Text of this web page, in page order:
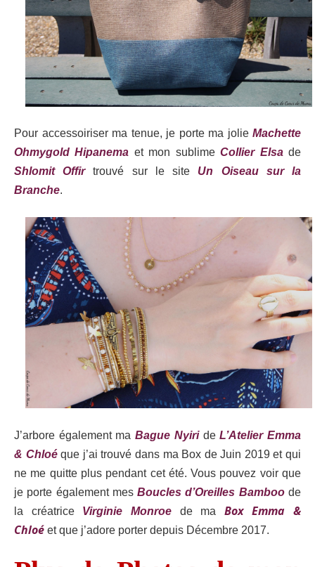
Pour accessoiriser ma tenue, je porte ma jolie Machette
Ohmygold Hipanema et mon sublimeCollier Elsade
Shlomit Offirtrouvé sur le site Un Oiseau sur la
Branche.
J’arbore également maBague Nyiri deL’AtelierEmma
& Chloéque j’ai trouvé dans ma Box de Juin 2019 etqui
ne me quitte plus pendant cet été. Vous pouvez voir que
je porte également mesBoucles d’Oreilles Bamboode
la créatrice Virginie Monroede ma Box Emma &
Chloé et que j’adore porter depuis Décembre 2017.